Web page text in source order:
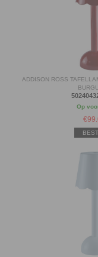
ADDISON ROSS
Op
€